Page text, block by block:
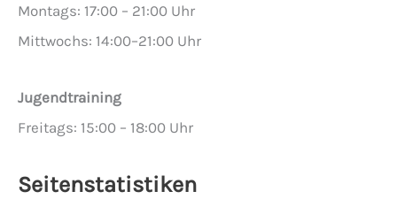
Montags: 17:00 – 21:00 Uhr
Mittwochs: 14:00–21:00 Uhr
Jugendtraining
Freitags: 15:00 – 18:00 Uhr
Seitenstatistiken